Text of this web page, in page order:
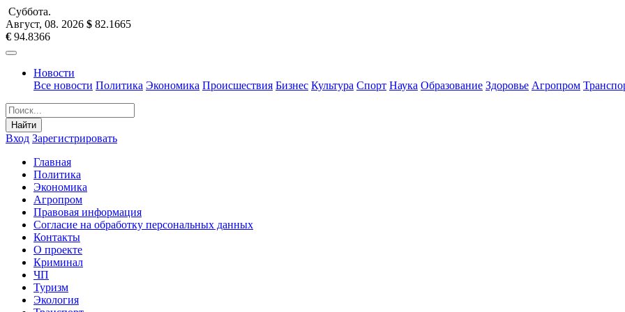
Суббота.
Август, 08. 2026 $ 82.1665
€ 94.8366
Новости
Все новости Политика Экономика Происшествия Бизнес Культура Спорт Наука Образование Здоровье Агропром
Найти
Вход Зарегистрировать
Главная
Политика
Экономика
Агропром
Правовая информация
Согласие на обработку персональных данных
Контакты
О проекте
Криминал
ЧП
Туризм
Экология